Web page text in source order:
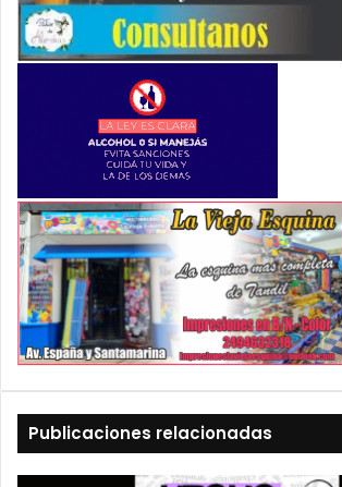
Publicaciones relacionadas